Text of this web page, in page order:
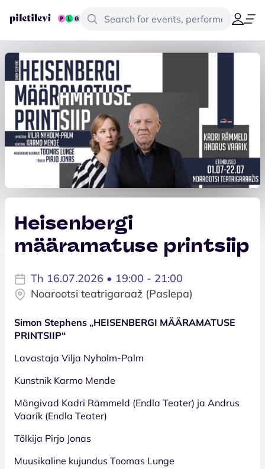
Heisenbergi
määramatuse printsiip
Th 16.07.2026 • 19:00 - 21:00
Noarootsi teatrigaraaž (Paslepa)
Simon Stephens „HEISENBERGI MÄÄRAMATUSE
PRINTSIIP“
Lavastaja Vilja Nyholm-Palm
Kunstnik Karmo Mende
Mängivad Kadri Rämmeld (Endla Teater) ja Andrus
Vaarik (Endla Teater)
Tõlkija Pirjo Jonas
Muusikaline kujundus Toomas Lunge